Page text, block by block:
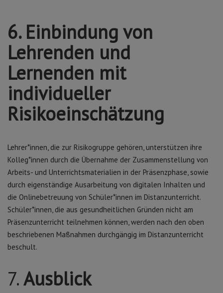
6. Einbindung von
Lehrenden und
Lernenden mit
individueller
Risikoeinschätzung
Lehrer*innen, die zur Risikogruppe gehören, unterstützen ihre
Kolleg*innen durch die Übernahme der Zusammenstellung von
Arbeits- und Unterrichtsmaterialien in der Präsenzphase, sowie
durch eigenständige Ausarbeitung von digitalen Inhalten und
die Onlinebetreuung von Schüler*innen im Distanzunterricht.
Schüler*innen, die aus gesundheitlichen Gründen nicht am
Präsenzunterricht teilnehmen können, werden nach den oben
beschriebenen Maßnahmen durchgängig im Distanzunterricht
beschult.
7.Ausblick